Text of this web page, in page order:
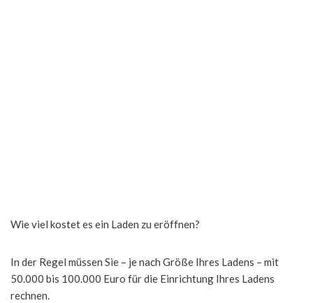
Wie viel kostet es ein Laden zu eröffnen?
In der Regel müssen Sie – je nach Größe Ihres Ladens – mit
50.000 bis 100.000 Euro für die Einrichtung Ihres Ladens
rechnen.